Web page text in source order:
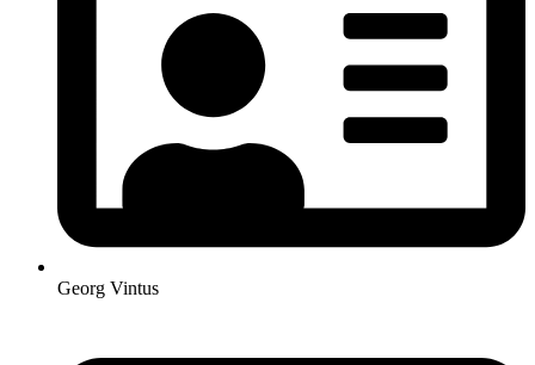
Georg Vintus